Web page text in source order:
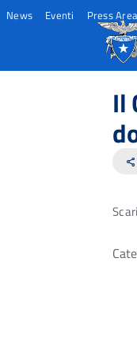
News Eventi Press Area
Il
share